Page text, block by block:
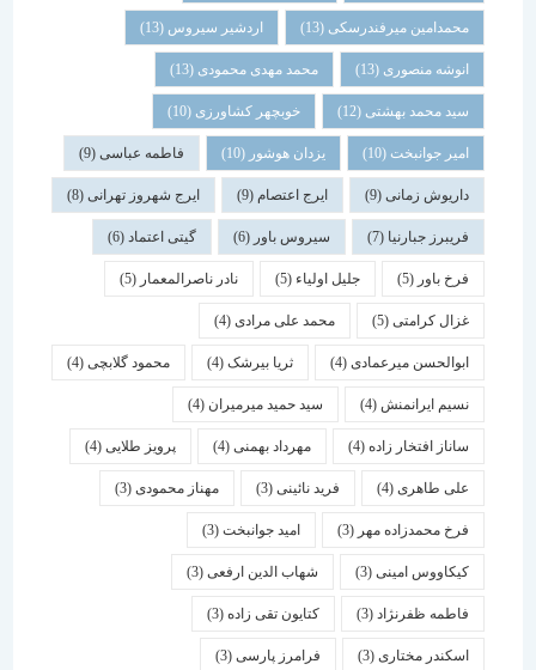
محمدامین میرفندرسکی(13) اردشیر سیروس(13)
انوشه منصوری(13) محمد مهدی محمودی(13)
سید محمد بهشتی(12) خوبچهر کشاورزی(10)
امیر جوانبخت(10) یزدان هوشور(10) فاطمه عباسی(9)
داریوش زمانی(9) ایرج اعتصام(9) ایرج شهروز تهرانی(8)
فریبرز جبارنیا(7) سیروس باور(6) گیتی اعتماد(6)
فرخ باور(5) جلیل اولیاء(5) نادر ناصرالمعمار (5)
غزال کرامتی(5) محمد علی مرادی(4)
ابوالحسن میرعمادی(4) ثریا بیرشک(4) محمود گلابچی(4)
نسیم ایرانمنش(4) سید حمید میرمیران(4)
ساناز افتخار زاده(4) مهرداد بهمنی (4) پرویز طلایی(4)
علی طاهری(4) فرید نائینی(3) مهناز محمودی(3)
فرخ محمدزاده مهر(3) امید جوانبخت(3)
کیکاووس امینی(3) شهاب الدین ارفعی(3)
فاطمه ظفرنژاد(3) کتایون تقی زاده(3)
اسكندر مختاری (3) فرامرز پارسی(3)